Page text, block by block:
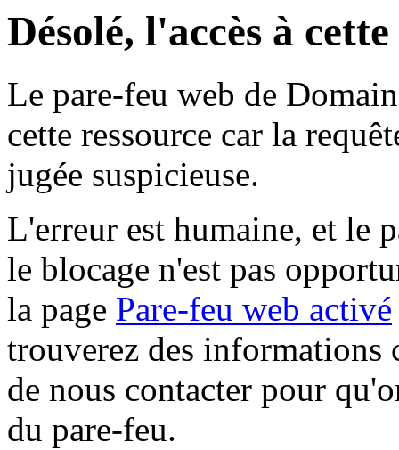
Désolé, l'accès à
Le pare-feu web de
cette ressource car la
jugée suspicieuse.
L'erreur est humaine, et le
le blocage n'est pas
la page Pare-feu web activé
trouverez des informations
de nous contacter pour
du pare-feu.